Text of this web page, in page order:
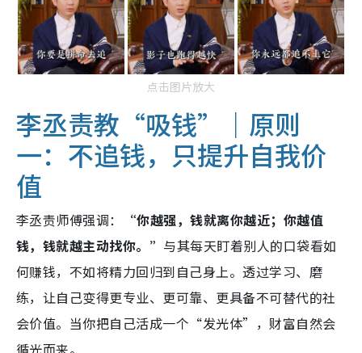
点击图片放大
李丞责教“吸钱”｜原则
一：不追钱，只提升自我价
值
李丞责师傅强调：
“你越强，钱就离你越近；你越值
钱，钱就越主动找你。” 与其每天盯着别人的口袋看如
何赚钱，不如将精力回归到自己身上。透过学习、磨
练，让自己变得更专业、更可靠、更具备不可替代的社
会价值。当你把自己活成一个“发光体”，财富自然会
循光而来。